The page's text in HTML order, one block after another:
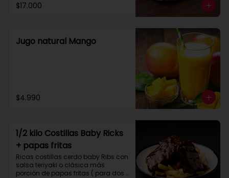
$17.000
Jugo natural Mango
$4.990
1/2 kilo Costillas Baby Ricks
+ papas fritas
Ricas costillas cerdo baby Ribs con
salsa teriyaki o clásica más
porción de papas fritas ( para dos